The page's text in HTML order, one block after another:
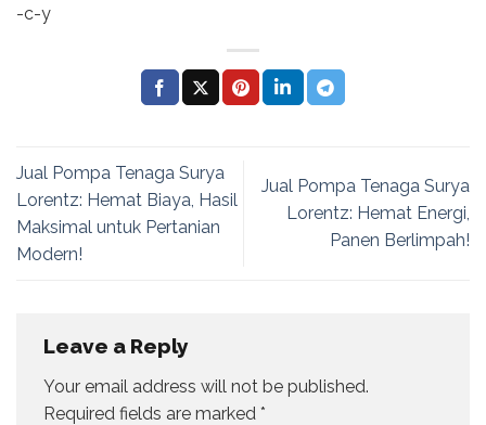
-c-y
Jual Pompa Tenaga Surya
Lorentz: Hemat Biaya, Hasil
Maksimal untuk Pertanian
Modern!
Jual Pompa Tenaga Surya
Lorentz: Hemat Energi,
Panen Berlimpah!
Leave a Reply
Your email address will not be published.
Required fields are marked *